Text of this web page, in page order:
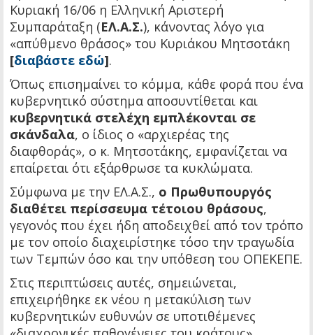
Κυριακή 16/06 η Ελληνική Αριστερή
Συμπαράταξη (ΕΛ.Α.Σ.), κάνοντας λόγο για
«απύθμενο θράσος» του Κυριάκου Μητσοτάκη
[διαβάστε εδώ].
Όπως επισημαίνει το κόμμα, κάθε φορά που ένα
κυβερνητικό σύστημα αποσυντίθεται και
κυβερνητικά στελέχη εμπλέκονται σε
σκάνδαλα, ο ίδιος ο «αρχιερέας της
διαφθοράς», ο κ. Μητσοτάκης, εμφανίζεται να
επαίρεται ότι εξάρθρωσε τα κυκλώματα.
Σύμφωνα με την ΕΛ.Α.Σ., ο Πρωθυπουργός
διαθέτει περίσσευμα τέτοιου θράσους,
γεγονός που έχει ήδη αποδειχθεί από τον τρόπο
με τον οποίο διαχειρίστηκε τόσο την τραγωδία
των Τεμπών όσο και την υπόθεση του ΟΠΕΚΕΠΕ.
Στις περιπτώσεις αυτές, σημειώνεται,
επιχειρήθηκε εκ νέου η μετακύλιση των
κυβερνητικών ευθυνών σε υποτιθέμενες